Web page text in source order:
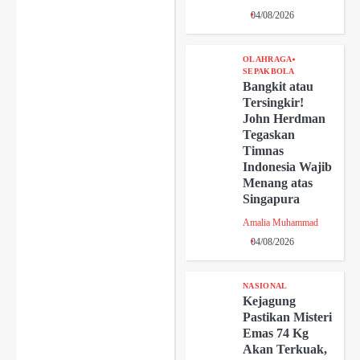
04/08/2026
OLAHRAGA
SEPAKBOLA
Bangkit atau
Tersingkir!
John Herdman
Tegaskan
Timnas
Indonesia Wajib
Menang atas
Singapura
Amalia Muhammad
04/08/2026
NASIONAL
Kejagung
Pastikan Misteri
Emas 74 Kg
Akan Terkuak,